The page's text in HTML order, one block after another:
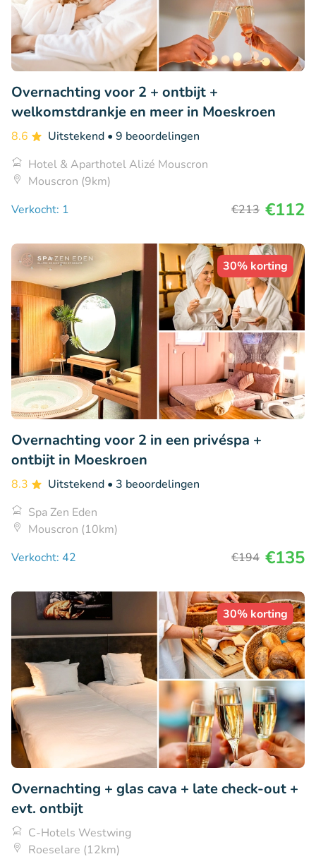
Overnachting voor 2 + ontbijt +
welkomstdrankje en meer in Moeskroen
8.6 Uitstekend • 9 beoordelingen
Hotel & Aparthotel Alizé Mouscron
Mouscron (9km)
Verkocht: 1
€213 €112
30% korting
Overnachting voor 2 in een privéspa +
ontbijt in Moeskroen
8.3 Uitstekend • 3 beoordelingen
Spa Zen Eden
Mouscron (10km)
Verkocht: 42
€194 €135
30% korting
Overnachting + glas cava + late check-out +
evt. ontbijt
C-Hotels Westwing
Roeselare (12km)